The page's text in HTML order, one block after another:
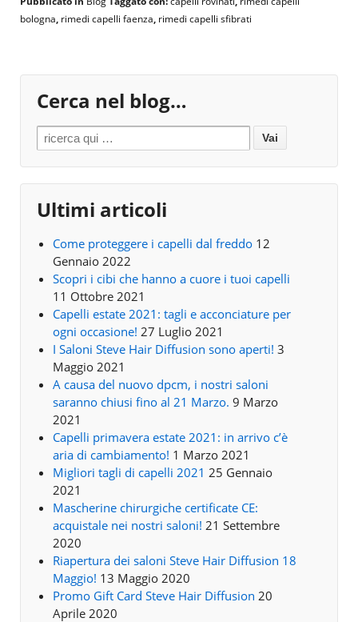
bologna, rimedi capelli faenza, rimedi capelli sfibrati
Cerca nel blog…
Search for:
Ultimi articoli
Come proteggere i capelli dal freddo 12
Gennaio 2022
Scopri i cibi che hanno a cuore i tuoi capelli
11 Ottobre 2021
Capelli estate 2021: tagli e acconciature per
ogni occasione! 27 Luglio 2021
I Saloni Steve Hair Diffusion sono aperti! 3
Maggio 2021
A causa del nuovo dpcm, i nostri saloni
saranno chiusi fino al 21 Marzo. 9 Marzo
2021
Capelli primavera estate 2021: in arrivo c’è
aria di cambiamento! 1 Marzo 2021
Migliori tagli di capelli 2021 25 Gennaio
2021
Mascherine chirurgiche certificate CE:
acquistale nei nostri saloni! 21 Settembre
2020
Riapertura dei saloni Steve Hair Diffusion 18
Maggio! 13 Maggio 2020
Promo Gift Card Steve Hair Diffusion 20
Aprile 2020